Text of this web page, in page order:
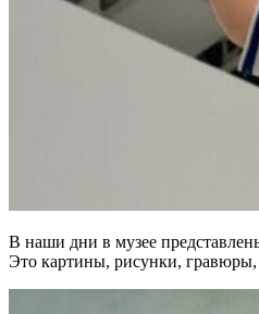
В наши дни в музее
Это картины, рисунки, гравюры,